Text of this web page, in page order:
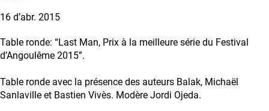
16 d’abr. 2015
Table ronde: “Last Man, Prix à la meilleure série du Festival
d’Angoulême 2015”.
Table ronde avec la présence des auteurs Balak, Michaël
Sanlaville et Bastien Vivès. Modère Jordi Ojeda.